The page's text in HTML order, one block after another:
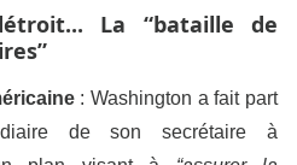
La “bataille de
: Washington a fait part
de son secrétaire à